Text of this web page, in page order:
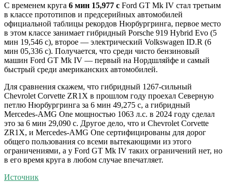
С временем круга 6 мин 15,977 с Ford GT Mk IV стал третьим
в классе прототипов и предсерийных автомобилей
официальной таблицы рекордов Нюрбургринга, первое место
в этом классе занимает гибридный Porsche 919 Hybrid Evo (5
мин 19,546 с), второе — электрический Volkswagen ID.R (6
мин 05,336 с). Получается, что среди чисто бензиновый
машин Ford GT Mk IV — первый на Нордшляйфе и самый
быстрый среди американских автомобилей.
Для сравнения скажем, что гибридный 1267-сильный
Chevrolet Corvette ZR1X в прошлом году проехал Северную
петлю Нюрбургринга за 6 мин 49,275 с, а гибридный
Mercedes-AMG One мощностью 1063 л.с. в 2024 году сделал
это за 6 мин 29,090 с. Другое дело, что и Chevrolet Corvette
ZR1X, и Mercedes-AMG One сертифицированы для дорог
общего пользования со всеми вытекающими из этого
ограничениями, а у Ford GT Mk IV таких ограничений нет, но
в его время круга в любом случае впечатляет.
Источник